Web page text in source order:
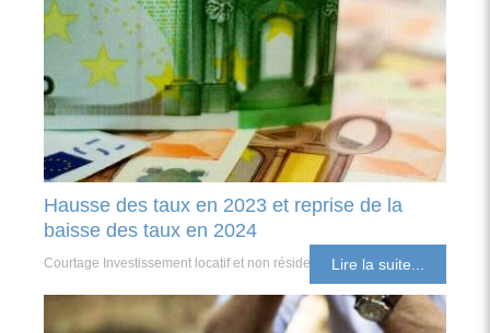
Hausse des taux en 2023 et reprise de la
baisse des taux en 2024
Courtage Investissement locatif et non résident Lire la suite...